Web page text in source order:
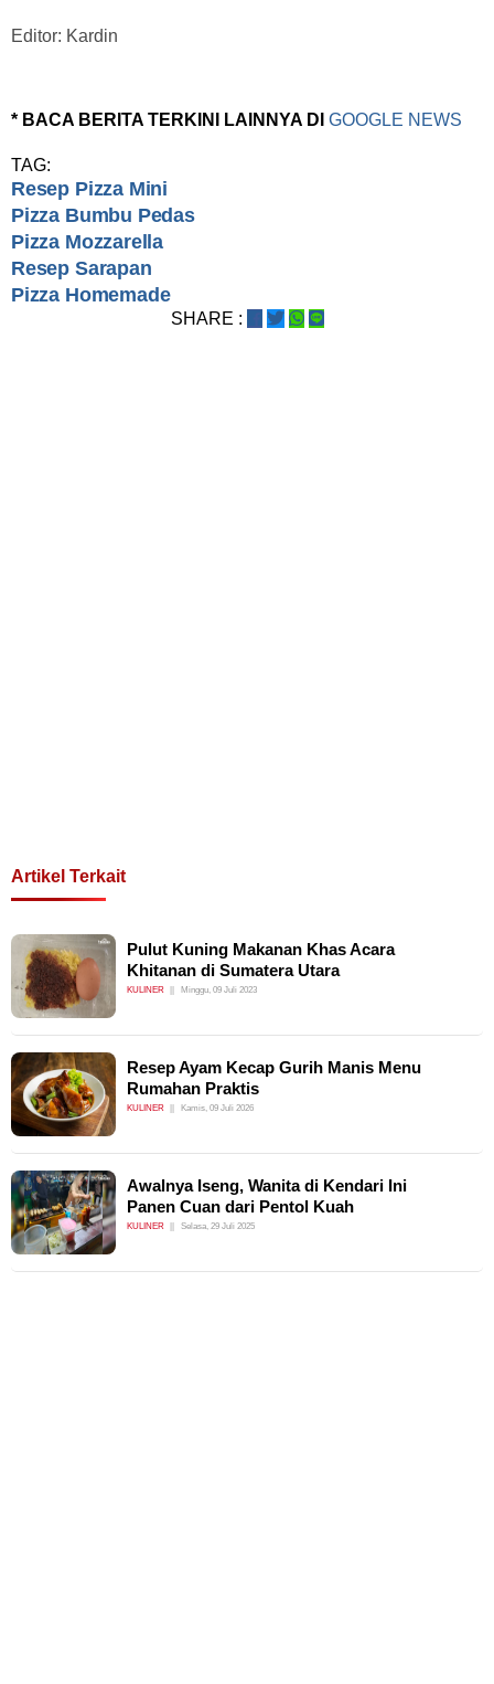
Editor: Kardin
* BACA BERITA TERKINI LAINNYA DI GOOGLE NEWS
TAG:
Resep Pizza Mini
Pizza Bumbu Pedas
Pizza Mozzarella
Resep Sarapan
Pizza Homemade
SHARE :
Artikel Terkait
Pulut Kuning Makanan Khas Acara
Khitanan di Sumatera Utara
KULINER Minggu, 09 Juli 2023
Resep Ayam Kecap Gurih Manis Menu
Rumahan Praktis
KULINER Kamis, 09 Juli 2026
Awalnya Iseng, Wanita di Kendari Ini
Panen Cuan dari Pentol Kuah
KULINER Selasa, 29 Juli 2025